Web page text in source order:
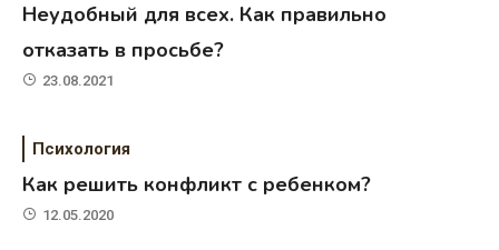
Неудобный для всех. Как правильно
отказать в просьбе?
23.08.2021
Психология
Как решить конфликт с ребенком?
12.05.2020